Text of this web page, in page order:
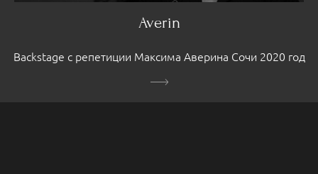
Averin
Backstage с репетиции Максима Аверина Сочи 2020 год